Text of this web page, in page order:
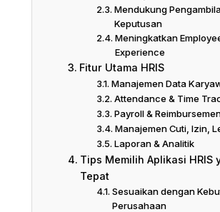
Mendukung
Keputusan
Meningkatkan
Experience
Fitur Utama HRIS
Manajemen Data
Attendance & Time
Payroll &
Manajemen Cuti, Izin,
Laporan & Analitik
Tips Memilih Aplikasi HRIS
Tepat
Sesuaikan dengan
Perusahaan